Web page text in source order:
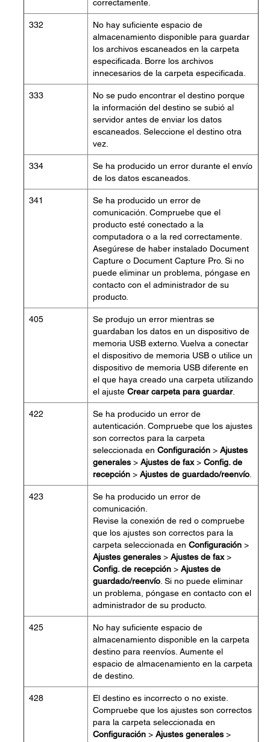
correctamente.
332
No hay suficiente espacio de
almacenamiento disponible para guardar
los archivos escaneados en la carpeta
especificada. Borre los archivos
innecesarios de la carpeta especificada.
333
No se pudo encontrar el destino porque
la información del destino se subió al
servidor antes de enviar los datos
escaneados. Seleccione el destino otra
vez.
334
Se ha producido un error durante el envío
de los datos escaneados.
341
Se ha producido un error de
comunicación. Compruebe que el
producto esté conectado a la
computadora o a la red correctamente.
Asegúrese de haber instalado Document
Capture o Document Capture Pro. Si no
puede eliminar un problema, póngase en
contacto con el administrador de su
producto.
405
Se produjo un error mientras se
guardaban los datos en un dispositivo de
memoria USB externo. Vuelva a conectar
el dispositivo de memoria USB o utilice un
dispositivo de memoria USB diferente en
el que haya creado una carpeta utilizando
el ajuste Crear carpeta para guardar.
422
Se ha producido un error de
autenticación. Compruebe que los ajustes
son correctos para la carpeta
seleccionada en Configuración > Ajustes
generales > Ajustes de fax> Config. de
recepción > Ajustes de guardado/reenvío
423
Se ha producido un error de
comunicación.
Revise la conexión de red o compruebe
que los ajustes son correctos para la
carpeta seleccionada en Configuración >
Ajustes generales > Ajustes de fax>
Config. de recepción > Ajustes de
guardado/reenvío . Si no puede eliminar
un problema, póngase en contacto con el
administrador de su producto.
425
No hay suficiente espacio de
almacenamiento disponible en la carpeta
destino para reenvíos. Aumente el
espacio de almacenamiento en la carpeta
de destino.
428
El destino es incorrecto o no existe.
Compruebe que los ajustes son correctos
para la carpeta seleccionada en
Configuración > Ajustes generales >